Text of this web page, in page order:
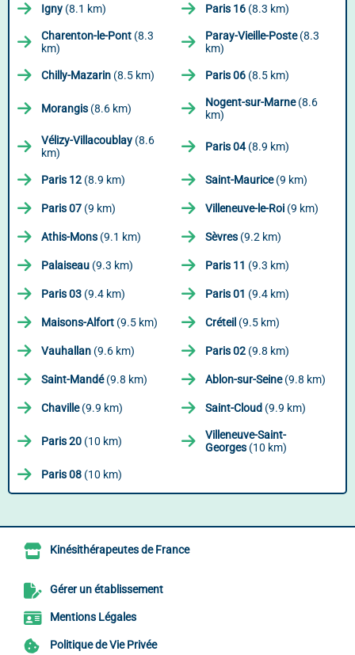
Igny (8.1 km) Paris 16 (8.3 km)
Charenton-le-Pont (8.3
km)
Paray-Vieille-Poste(8.3
km)
Chilly-Mazarin (8.5 km) Paris 06 (8.5 km)
Morangis (8.6 km) Nogent-sur-Marne(8.6
km)
Vélizy-Villacoublay (8.6
km)
Paris 04(8.9 km)
Paris 12 (8.9 km) Saint-Maurice(9 km)
Paris 07 (9 km) Villeneuve-le-Roi (9 km)
Athis-Mons (9.1 km) Sèvres (9.2 km)
Palaiseau (9.3 km) Paris 11 (9.3 km)
Paris 03 (9.4 km) Paris 01 (9.4 km)
Maisons-Alfort (9.5 km) Créteil (9.5 km)
Vauhallan (9.6 km) Paris 02 (9.8 km)
Saint-Mandé(9.8 km) Ablon-sur-Seine(9.8 km)
Chaville(9.9 km) Saint-Cloud (9.9 km)
Paris 20 (10 km)
Villeneuve-Saint-
Georges (10 km)
Paris 08 (10 km)
Kinésithérapeutes de France
Gérer un établissement
Mentions Légales
Politique de Vie Privée